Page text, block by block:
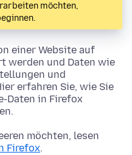
möchten,
einer Website auf
werden und Daten wie
und
erfahren Sie, wie Sie
Daten in Firefox
möchten, lesen
Firefox.